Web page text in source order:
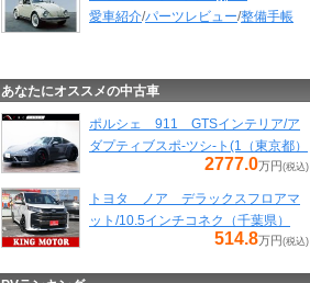
愛車紹介/パーツレビュー/整備手帳
あなたにオススメの中古車
ポルシェ 911 GTSインテリア/ア
ダプティブスポ-ツシ-ト(1（東京都）
2777.0万円 (税込)
トヨタ ノア デラックスフロアマ
ット/10.5インチコネク（千葉県）
514.8万円 (税込)